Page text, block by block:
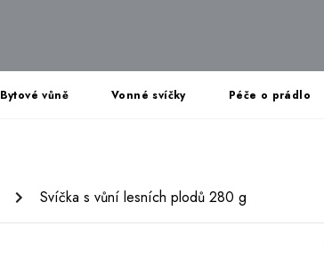
Bytové vůně Vonné svíčky Péče o prádlo
Svíčka s vůní lesních plodů 280 g